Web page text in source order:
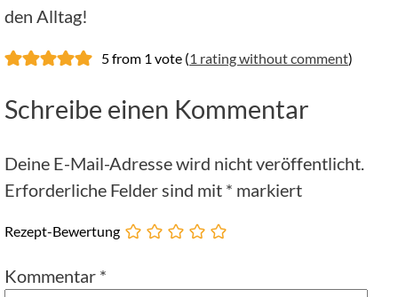
den Alltag!
5 from 1 vote (1 rating without comment)
Schreibe einen Kommentar
Deine E-Mail-Adresse wird nicht veröffentlicht.
Erforderliche Felder sind mit * markiert
Rezept-Bewertung
Kommentar *